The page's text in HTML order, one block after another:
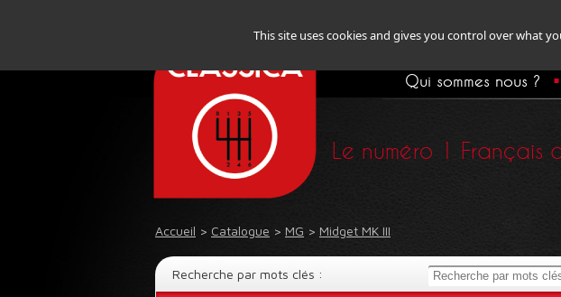
This site uses cookies and gives you control over what
Qui sommes nous ?
Le numéro 1
Accueil > Catalogue > MG > Midget MK III
Recherche par mots clés :